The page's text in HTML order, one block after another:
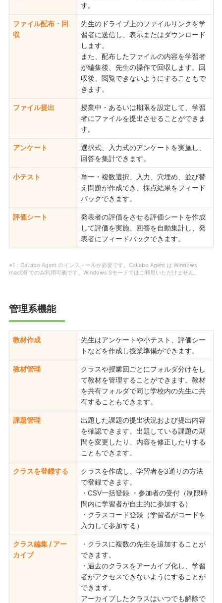
す。
ファイル配布・回
収
先生のドライブ上のファイルリンクを学
習者に送信し、表示またはダウンロード
します。
また、配布したファイルの内容を学習者
が編集後、先生の操作で回収します。回
収後、閲覧できないようにすることもで
きます。
ファイル提出
授業中・あるいは期限を設定して、学習
者にファイルを提出させることができま
す。
アンケート
選択式、入力式のアンケートを実施し、
回答を集計できます。
小テスト
単一・複数選択、入力、穴埋め、並び替
え問題が作成でき、採点結果をフィード
バックできます。
評価シート
発表者の評価をさせる評価シートを作成
して評価を実施、回答を自動集計し、発
表者にフィードバックできます。
※1：CaLabo Agent のインストールが必要です。CaLabo Agent は Windows,
macOS でのみ利用可能です。Windows Sモードではご利用いただけません。
管理系機能
教材作成
先生はアンケートや小テスト、評価シー
トなどを作成し授業準備ができます。
教材管理
クラスや授業回ごとにフォルダ分けをし
て教材を管理することができます。教材
を共有フォルダで同じ学校内の先生に共
有することもできます。
課題管理
出題した課題の提出状況および提出内容
を確認できます。出題している課題の期
間を変更したり、内容を修正したりする
こともできます。
クラスを登録する
クラスを作成し、学習者を3通りの方法
で登録できます。
・CSV一括登録 ・参加者の受付（制限時
間内に学習者が自主的に参加する）
・クラスコード登録（学習者がコードを
入力して参加する）
クラス編集 / アー
カイブ
・クラスに複数の先生を追加することが
できます。
・過去のクラスをアーカイブ化し、学習
者がアクセスできないようにすることが
できます。
アーカイブしたクラスはいつでも解除で